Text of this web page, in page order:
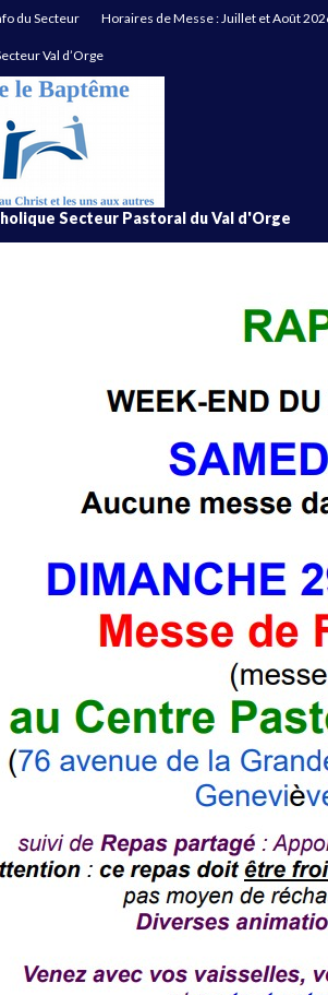
du Secteur Horaires de Messe : Juillet et Août
Val d’Orge
Secteur Pastoral du Val d'Orge